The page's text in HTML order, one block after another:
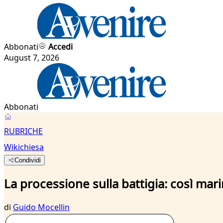
Abbonati
Accedi
August 7, 2026
Abbonati
RUBRICHE
Wikichiesa
Condividi
La processione sulla battigia: così
di Guido Mocellin